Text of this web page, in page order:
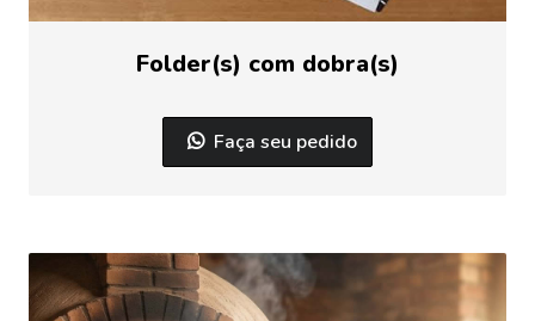
Folder(s) com dobra(s)
Faça seu pedido